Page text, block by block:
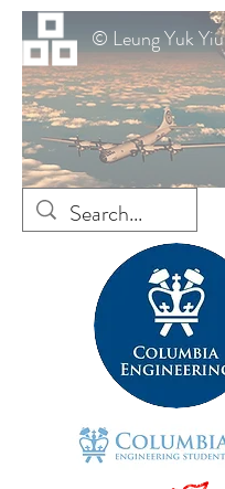
© Leung Yuk Yiu